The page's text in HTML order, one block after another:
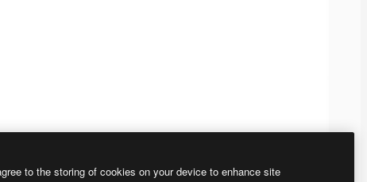
to the storing of cookies on your device to enhance site